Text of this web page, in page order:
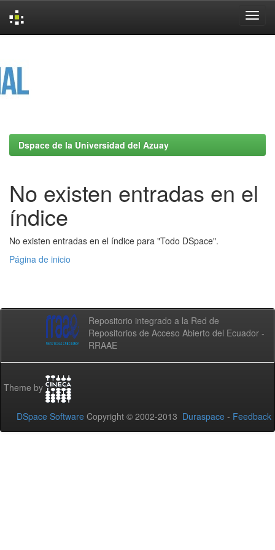
Dspace de la Universidad del Azuay
No existen entradas en el
índice
No existen entradas en el índice para "Todo DSpace".
Página de inicio
Repositorio integrado a la Red de
Repositorios de Acceso Abierto del Ecuador -
RRAAE
Theme by
DSpace Software Copyright © 2002-2013 Duraspace - Feedback